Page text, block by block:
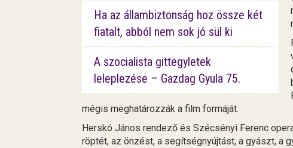
Ha az állambiztonság hoz össze két
fiatalt, abból nem sok jó sül ki
A szocialista gittegyletek
leleplezése – Gazdag Gyula 75.
mégis meghatározzák a film formáját.
Herskó János rendező és Szécsényi Ferenc
röptét, az önzést, a segítségnyújtást, a gyászt, a